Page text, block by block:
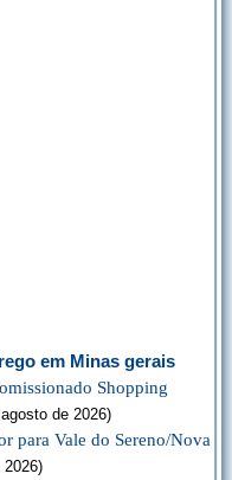
em Minas gerais
Shopping
de 2026)
para Vale do Sereno/Nova
2026)